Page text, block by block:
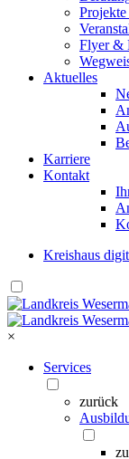
Projekte
Flyer &
Aktuelles
Karriere
Kontakt
Kreishaus
×
Services
zurück